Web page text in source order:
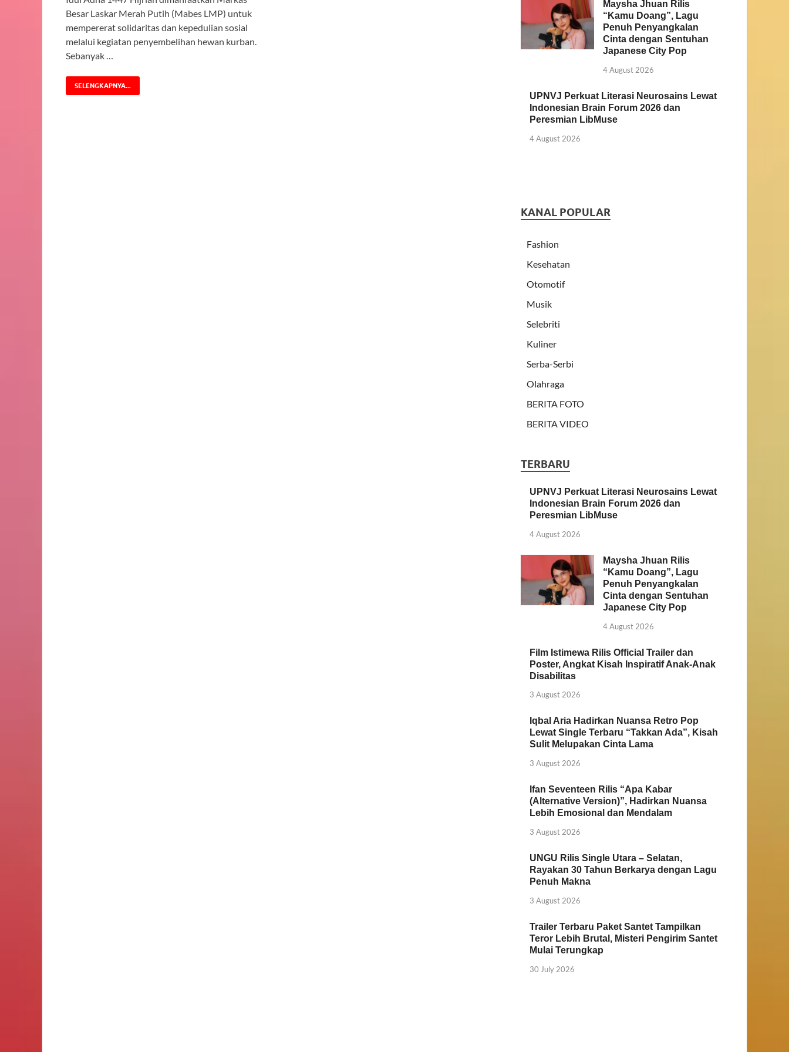
Besar Laskar Merah Putih (Mabes LMP) untuk
mempererat solidaritas dan kepedulian sosial
melalui kegiatan penyembelihan hewan kurban.
Sebanyak …
SELENGKAPNYA...
Maysha Jhuan Rilis
“Kamu Doang”, Lagu
Penuh Penyangkalan
Cinta dengan Sentuhan
Japanese City Pop
4 August 2026
UPNVJ Perkuat Literasi Neurosains Lewat
Indonesian Brain Forum 2026 dan
Peresmian LibMuse
4 August 2026
KANAL POPULAR
Fashion
Kesehatan
Otomotif
Musik
Selebriti
Kuliner
Serba-Serbi
Olahraga
BERITA FOTO
BERITA VIDEO
TERBARU
UPNVJ Perkuat Literasi Neurosains Lewat
Indonesian Brain Forum 2026 dan
Peresmian LibMuse
4 August 2026
Maysha Jhuan Rilis
“Kamu Doang”, Lagu
Penuh Penyangkalan
Cinta dengan Sentuhan
Japanese City Pop
4 August 2026
Film Istimewa Rilis Official Trailer dan
Poster, Angkat Kisah Inspiratif Anak-Anak
Disabilitas
3 August 2026
Iqbal Aria Hadirkan Nuansa Retro Pop
Lewat Single Terbaru “Takkan Ada”, Kisah
Sulit Melupakan Cinta Lama
3 August 2026
Ifan Seventeen Rilis “Apa Kabar
(Alternative Version)”, Hadirkan Nuansa
Lebih Emosional dan Mendalam
3 August 2026
UNGU Rilis Single Utara – Selatan,
Rayakan 30 Tahun Berkarya dengan Lagu
Penuh Makna
3 August 2026
Trailer Terbaru Paket Santet Tampilkan
Teror Lebih Brutal, Misteri Pengirim Santet
Mulai Terungkap
30 July 2026